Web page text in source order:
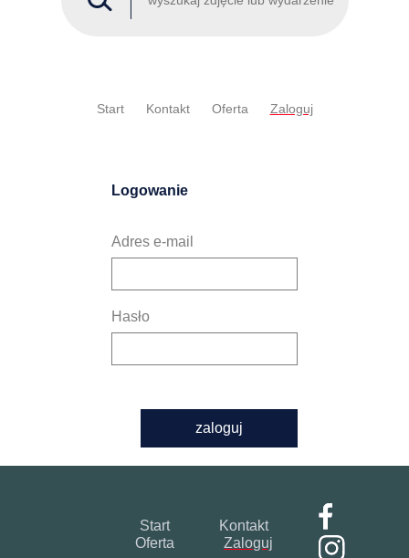
Start Kontakt Oferta Zaloguj
Logowanie
Adres e-mail
Hasło
zaloguj
Start
Kontakt
Oferta
Zaloguj